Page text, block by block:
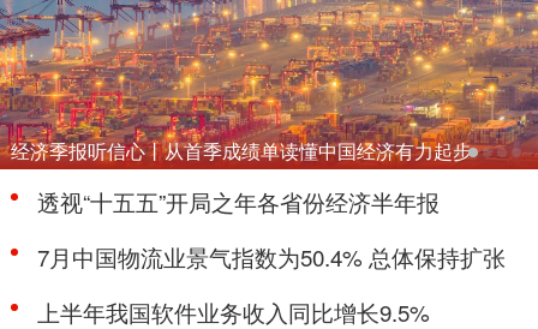
经济季报听信心丨从首季成绩单读懂中国经济有力起步
透视“十五五”开局之年各省份经济半年报
7月中国物流业景气指数为50.4% 总体保持扩张
上半年我国软件业务收入同比增长9.5%